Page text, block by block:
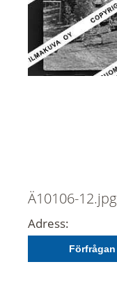
Ä10106-12.jpg
Adress:
Förfrågan